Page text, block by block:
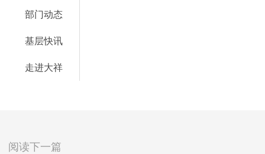
部门动态
基层快讯
走进大祥
阅读下一篇